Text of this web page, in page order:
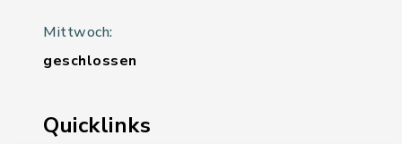
Mittwoch:
geschlossen
Quicklinks